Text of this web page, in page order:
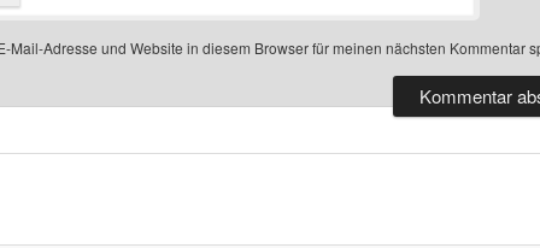
Mail-Adresse und Website in diesem Browser für meinen nächsten Kommentar